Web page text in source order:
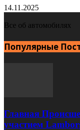
14.11.2025
Все об автомобилях
Популярные
Главная
участием